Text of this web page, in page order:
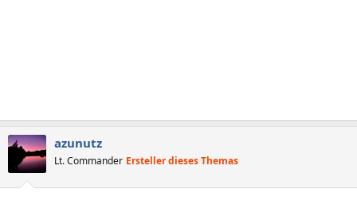
azunutz
Lt. Commander Ersteller dieses Themas